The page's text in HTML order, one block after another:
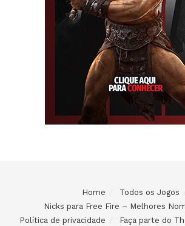
Home
Todos os Jogos
Nicks para Free Fire – Melhores
Política de privacidade
Faça parte do